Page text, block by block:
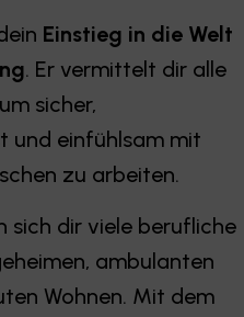
Einstieg in die Welt
. Er vermittelt dir alle
sicher,
und einfühlsam mit
zu arbeiten.
sich dir viele berufliche
ambulanten
Wohnen. Mit dem